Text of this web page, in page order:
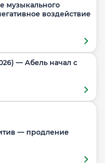
музыкального
воздействие
— Абель начал с
— продление